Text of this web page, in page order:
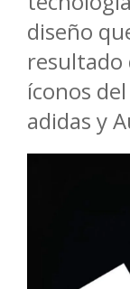
diseño
resultado
íconos
adidas y